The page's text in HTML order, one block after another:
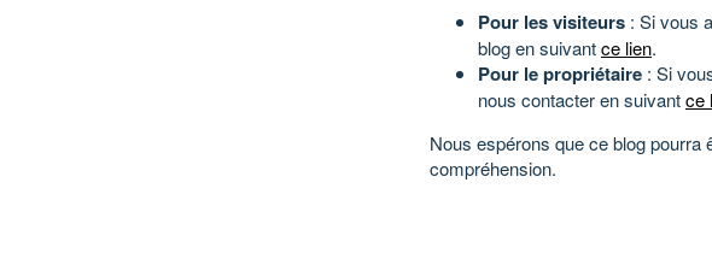
Pour les visiteurs : Si vous
blog en suivantce lien.
Pour le propriétaire : Si
nous contacter en suivantce
Nous espérons que ce blog
compréhension.